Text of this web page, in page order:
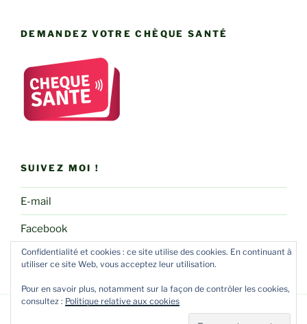
DEMANDEZ VOTRE CHÈQUE SANTÉ
SUIVEZ MOI !
E-mail
Facebook
Confidentialité et cookies : ce site utilise des cookies. En continuant à
utiliser ce site Web, vous acceptez leur utilisation.
Pour en savoir plus, notamment sur la façon de contrôler les cookies,
consultez : Politique relative aux cookies